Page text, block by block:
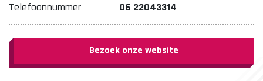
Telefoonnummer
06 22043314
Bezoek onze website